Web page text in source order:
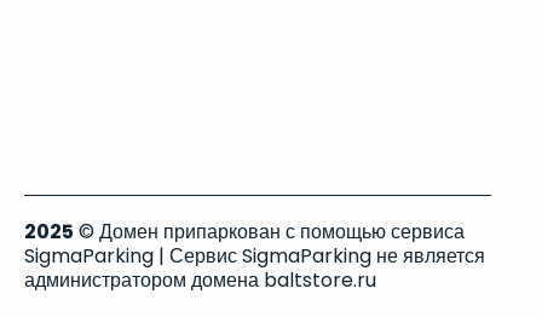
2025 © Домен припаркован с помощью сервиса
SigmaParking | Сервис SigmaParking не является
администратором домена baltstore.ru